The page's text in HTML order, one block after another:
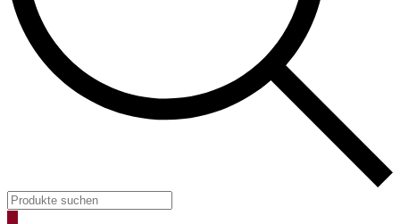
Products
search